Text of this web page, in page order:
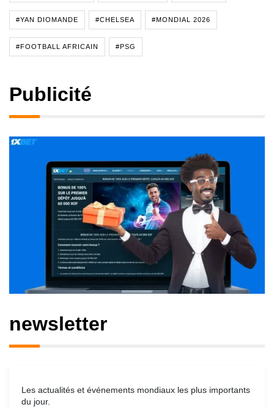
#YAN DIOMANDE #CHELSEA #MONDIAL 2026
#FOOTBALL AFRICAIN #PSG
Publicité
newsletter
Les actualités et événements mondiaux les plus importants
du jour.